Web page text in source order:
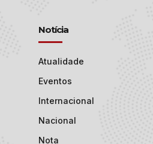
Notícia
Atualidade
Eventos
Internacional
Nacional
Nota